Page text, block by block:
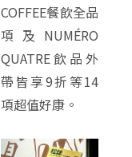
COFFEE餐飲全品
項及NUMÉRO
QUATRE飲品外
帶皆享9折等14
項超值好康。